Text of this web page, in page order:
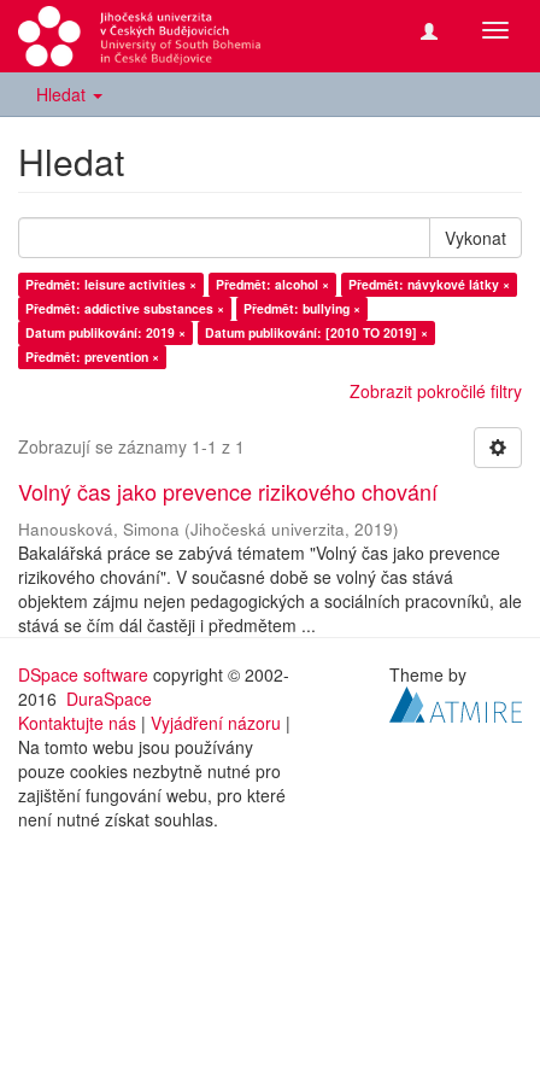
Hledat
Hledat
Vykonat
Předmět: leisure activities × Předmět: alcohol ×
Předmět: návykové látky ×
Předmět: addictive substances ×
Předmět: bullying ×
Datum publikování: 2019 ×
Datum publikování: [2010 TO 2019] ×
Předmět: prevention ×
Zobrazit pokročilé filtry
Zobrazují se záznamy 1-1 z 1
Volný čas jako prevence rizikového chování
Hanousková, Simona (Jihočeská univerzita, 2019)
Bakalářská práce se zabývá tématem "Volný čas jako prevence
rizikového chování". V současné době se volný čas stává
objektem zájmu nejen pedagogických a sociálních pracovníků, ale
stává se čím dál častěji i předmětem ...
DSpace software copyright © 2002-
2016 DuraSpace
Kontaktujte nás | Vyjádření názoru |
Na tomto webu jsou používány
pouze cookies nezbytně nutné pro
zajištění fungování webu, pro které
není nutné získat souhlas.
Theme by